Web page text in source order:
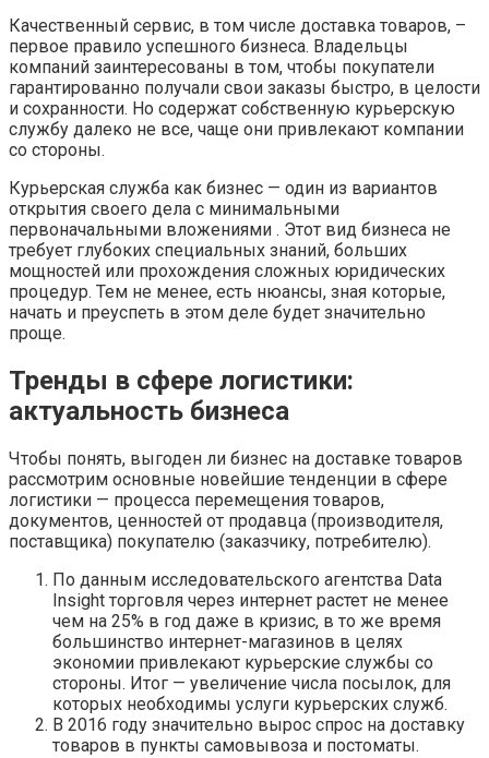
Качественный сервис, в том числе доставка товаров, –
первое правило успешного бизнеса. Владельцы
компаний заинтересованы в том, чтобы покупатели
гарантированно получали свои заказы быстро, в целости
и сохранности. Но содержат собственную курьерскую
службу далеко не все, чаще они привлекают компании
со стороны.
Курьерская служба как бизнес — один из вариантов
открытия своего дела с минимальными
первоначальными вложениями . Этот вид бизнеса не
требует глубоких специальных знаний, больших
мощностей или прохождения сложных юридических
процедур. Тем не менее, есть нюансы, зная которые,
начать и преуспеть в этом деле будет значительно
проще.
Тренды в сфере логистики:
актуальность бизнеса
Чтобы понять, выгоден ли бизнес на доставке товаров
рассмотрим основные новейшие тенденции в сфере
логистики — процесса перемещения товаров,
документов, ценностей от продавца (производителя,
поставщика) покупателю (заказчику, потребителю).
По данным исследовательского агентства Data
Insight торговля через интернет растет не менее
чем на 25% в год даже в кризис, в то же время
большинство интернет-магазинов в целях
экономии привлекают курьерские службы со
стороны. Итог — увеличение числа посылок, для
которых необходимы услуги курьерских служб.
В 2016 году значительно вырос спрос на доставку
товаров в пункты самовывоза и постоматы.